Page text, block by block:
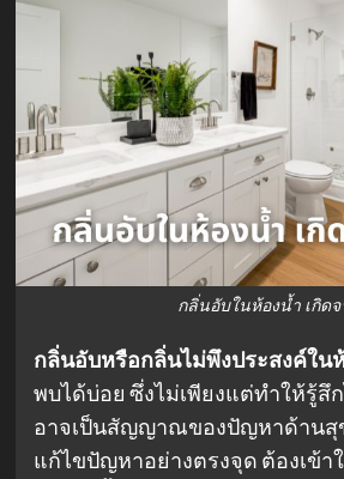
กลิ่นอับในห้องน้ำ เกิดจ
กลิ่นอับหรือกลิ่นไม่พึงประสงค์ใน
พบได้บ่อย ซึ่งไม่เพียงแต่ทำให้รู้สึ
อาจเป็นสัญญาณของปัญหาด้านสุ
แก้ไขปัญหาอย่างตรงจุด ต้องเข้า